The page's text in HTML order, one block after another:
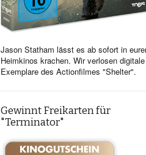
Jason Statham lässt es ab sofort in
Heimkinos krachen. Wir verlosen digitale
Exemplare des Actionfilmes "Shelter".
Gewinnt Freikarten für
"Terminator"